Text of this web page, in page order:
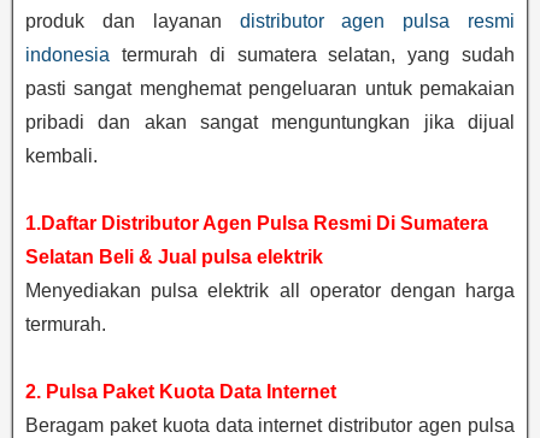
produk dan layanan distributor agen pulsa resmi
indonesia termurah di sumatera selatan, yang sudah
pasti sangat menghemat pengeluaran untuk pemakaian
pribadi dan akan sangat menguntungkan jika dijual
kembali.
1.Daftar Distributor Agen Pulsa Resmi Di Sumatera
Selatan Beli & Jual pulsa elektrik
Menyediakan pulsa elektrik all operator dengan harga
termurah.
2. Pulsa Paket Kuota Data Internet
Beragam paket kuota data internet distributor agen pulsa